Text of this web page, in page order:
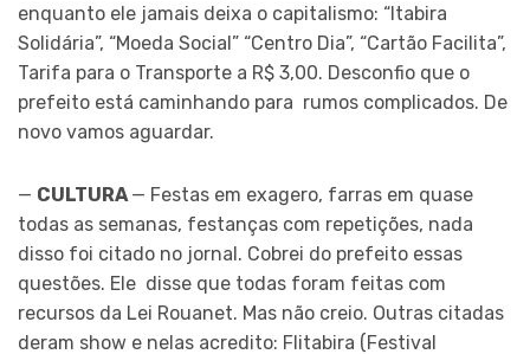
enquanto ele jamais deixa o capitalismo: “Itabira
Solidária”, “Moeda Social” “Centro Dia”, “Cartão Facilita”,
Tarifa para o Transporte a R$ 3,00. Desconfio que o
prefeito está caminhando para rumos complicados. De
novo vamos aguardar.
— CULTURA — Festas em exagero, farras em quase
todas as semanas, festanças com repetições, nada
disso foi citado no jornal. Cobrei do prefeito essas
questões. Ele disse que todas foram feitas com
recursos da Lei Rouanet. Mas não creio. Outras citadas
deram show e nelas acredito: Flitabira (Festival